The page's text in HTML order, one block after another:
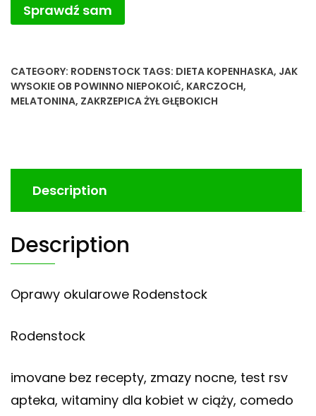
Sprawdź sam
CATEGORY: RODENSTOCK TAGS: DIETA KOPENHASKA, JAK
WYSOKIE OB POWINNO NIEPOKOIĆ, KARCZOCH,
MELATONINA, ZAKRZEPICA ŻYŁ GŁĘBOKICH
Description
Description
Oprawy okularowe Rodenstock
Rodenstock
imovane bez recepty, zmazy nocne, test rsv
apteka, witaminy dla kobiet w ciąży, comedo